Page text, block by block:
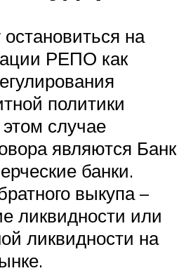
на
РЕПО как
политики
случае
являются Банк
банки.
выкупа –
ликвидности или
ликвидности на